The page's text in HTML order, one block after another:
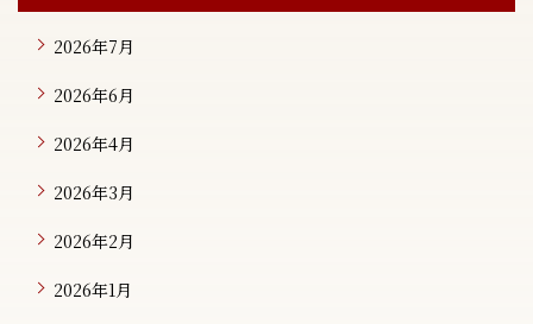
2026年7月
2026年6月
2026年4月
2026年3月
2026年2月
2026年1月